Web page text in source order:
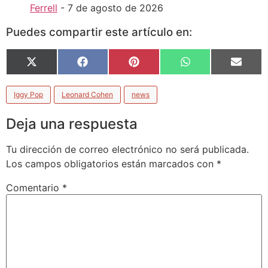
Ferrell - 7 de agosto de 2026
Puedes compartir este artículo en:
X
(Twitter)
Facebook Pinterest WhatsApp Email
Iggy Pop Leonard Cohen news
Deja una respuesta
Tu dirección de correo electrónico no será publicada.
Los campos obligatorios están marcados con *
Comentario *